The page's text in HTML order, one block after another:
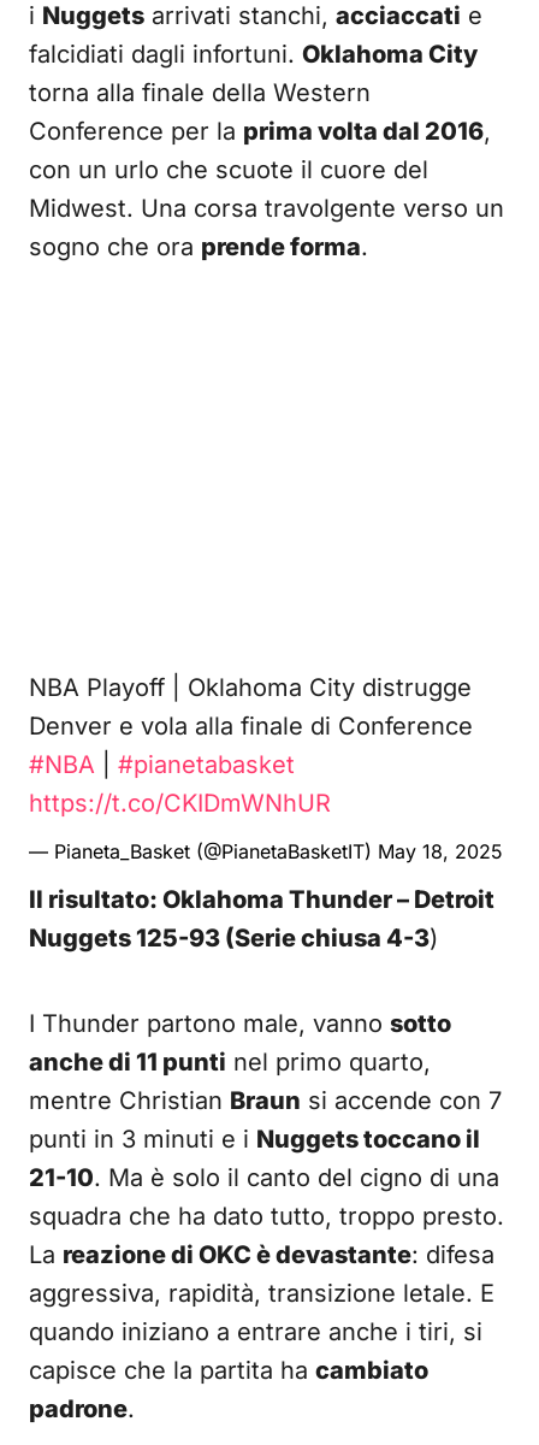
i Nuggets arrivati stanchi, acciaccati e
falcidiati dagli infortuni. Oklahoma City
torna alla finale della Western
Conference per la prima volta dal 2016,
con un urlo che scuote il cuore del
Midwest. Una corsa travolgente verso un
sogno che ora prende forma.
NBA Playoff | Oklahoma City distrugge
Denver e vola alla finale di Conference
#NBA
#pianetabasket
https://t.co/CKIDmWNhUR
— Pianeta_Basket (@PianetaBasketIT) May 18, 2025
Il risultato: Oklahoma Thunder – Detroit
Nuggets 125-93 (Serie chiusa 4-3)
I Thunder partono male, vanno sotto
anche di 11 punti nel primo quarto,
mentre Christian Braun si accende con 7
punti in 3 minuti e i Nuggets toccano il
21-10. Ma è solo il canto del cigno di una
squadra che ha dato tutto, troppo presto.
La reazione di OKC è devastante: difesa
aggressiva, rapidità, transizione letale. E
quando iniziano a entrare anche i tiri, si
capisce che la partita ha cambiato
padrone.